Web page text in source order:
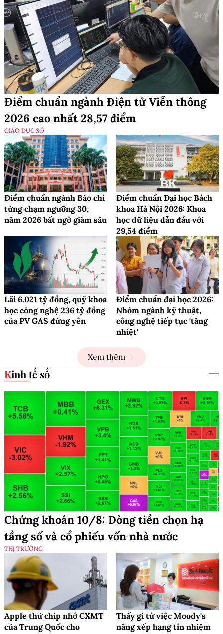
Điểm chuẩn ngành Điện tử Viễn thông
2026 cao nhất 28,57 điểm
GIÁO DỤC SỐ
Điểm chuẩn ngành Báo chí
từng chạm ngưỡng 30,
năm 2026 bất ngờ giảm sâu
Điểm chuẩn Đại học Bách
khoa Hà Nội 2026: Khoa
học dữ liệu dẫn đầu với
29,54 điểm
Lãi 6.021 tỷ đồng, quỹ khoa
học công nghệ 236 tỷ đồng
của PV GAS đứng yên
Điểm chuẩn đại học 2026:
Nhóm ngành kỹ thuật,
công nghệ tiếp tục 'tăng
nhiệt'
Xem thêm
Kinh tế số
Chứng khoán 10/8: Dòng tiền chọn hạ
tầng số và cổ phiếu vốn nhà nước
THỊ TRƯỜNG
Apple thử chip nhớ CXMT
của Trung Quốc cho
Thấy gì từ việc Moody's
nâng xếp hạng tín nhiệm